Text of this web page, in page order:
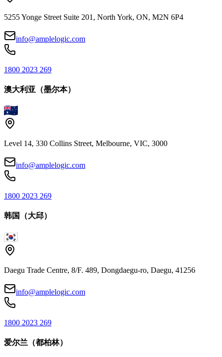
5255 Yonge Street Suite 201, North York, ON, M2N 6P4
info@amplelogic.com
1800 2023 269
澳大利亚（墨尔本）
Level 14, 330 Collins Street, Melbourne, VIC, 3000
info@amplelogic.com
1800 2023 269
韩国（大邱）
Daegu Trade Centre, 8/F. 489, Dongdaegu-ro, Daegu, 41256
info@amplelogic.com
1800 2023 269
爱尔兰（都柏林）